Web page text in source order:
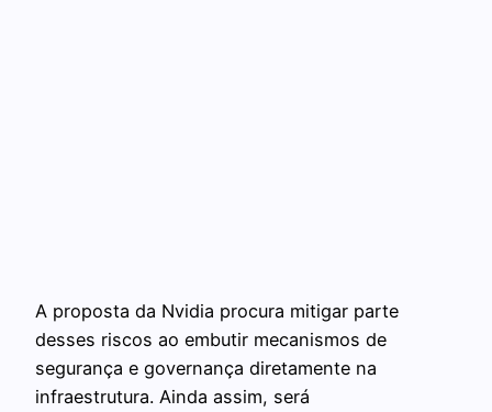
A proposta da Nvidia procura mitigar parte
desses riscos ao embutir mecanismos de
segurança e governança diretamente na
infraestrutura. Ainda assim, será